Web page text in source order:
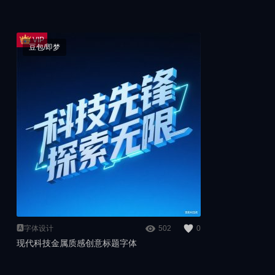
🅰️字体设计 502 0
现代科技金属质感创意标题字体
豆包/即梦